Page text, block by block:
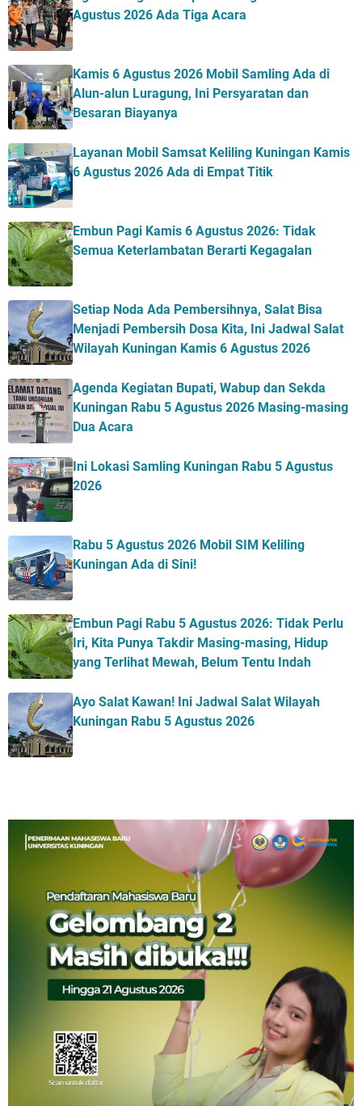
Agustus 2026 Ada Tiga Acara
Kamis 6 Agustus 2026 Mobil Samling Ada di
Alun-alun Luragung, Ini Persyaratan dan
Besaran Biayanya
Layanan Mobil Samsat Keliling Kuningan Kamis
6 Agustus 2026 Ada di Empat Titik
Embun Pagi Kamis 6 Agustus 2026: Tidak
Semua Keterlambatan Berarti Kegagalan
Setiap Noda Ada Pembersihnya, Salat Bisa
Menjadi Pembersih Dosa Kita, Ini Jadwal Salat
Wilayah Kuningan Kamis 6 Agustus 2026
Agenda Kegiatan Bupati, Wabup dan Sekda
Kuningan Rabu 5 Agustus 2026 Masing-masing
Dua Acara
Ini Lokasi Samling Kuningan Rabu 5 Agustus
2026
Rabu 5 Agustus 2026 Mobil SIM Keliling
Kuningan Ada di Sini!
Embun Pagi Rabu 5 Agustus 2026: Tidak Perlu
Iri, Kita Punya Takdir Masing-masing, Hidup
yang Terlihat Mewah, Belum Tentu Indah
Ayo Salat Kawan! Ini Jadwal Salat Wilayah
Kuningan Rabu 5 Agustus 2026